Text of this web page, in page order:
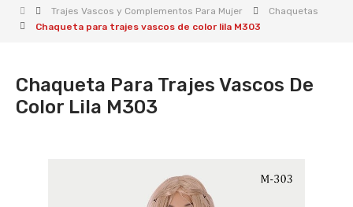
Trajes Vascos y Complementos Para Mujer
Chaquetas
Chaqueta para trajes vascos de color lila M303
Chaqueta Para Trajes Vascos De
Color Lila M303